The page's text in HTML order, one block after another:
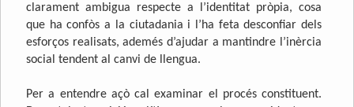
clarament ambigua respecte a l’identitat pròpia, cosa
que ha confòs a la ciutadania i l’ha feta desconfiar dels
esforços realisats, ademés d’ajudar a mantindre l’inèrcia
social tendent al canvi de llengua.
Per a entendre açò cal examinar el procés constituent.